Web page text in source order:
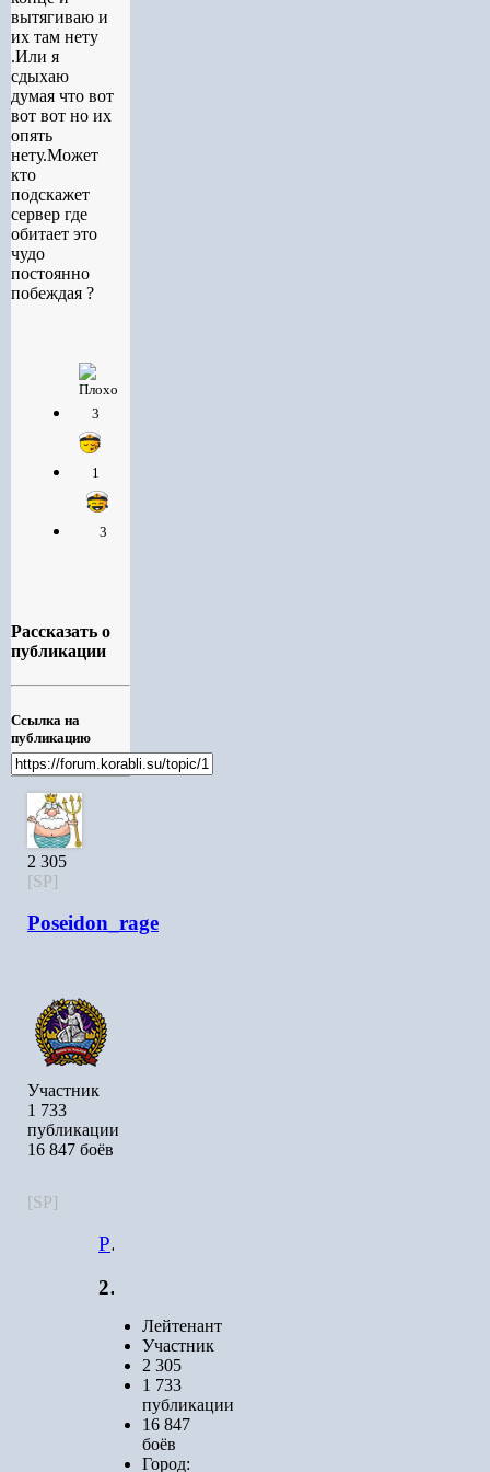
вытягиваю и
их там нету
.Или я
сдыхаю
думая что вот
вот вот но их
опять
нету.Может
кто
подскажет
сервер где
обитает это
чудо
постоянно
побеждая ?
3
1
3
Рассказать о
публикации
Ссылка на
публикацию
2 305
[SP]
Poseidon_rage
Участник
1 733
публикации
16 847 боёв
[SP]
Poseidon_rage
2 305
Лейтенант
Участник
2 305
1 733
публикации
16 847
боёв
Город: